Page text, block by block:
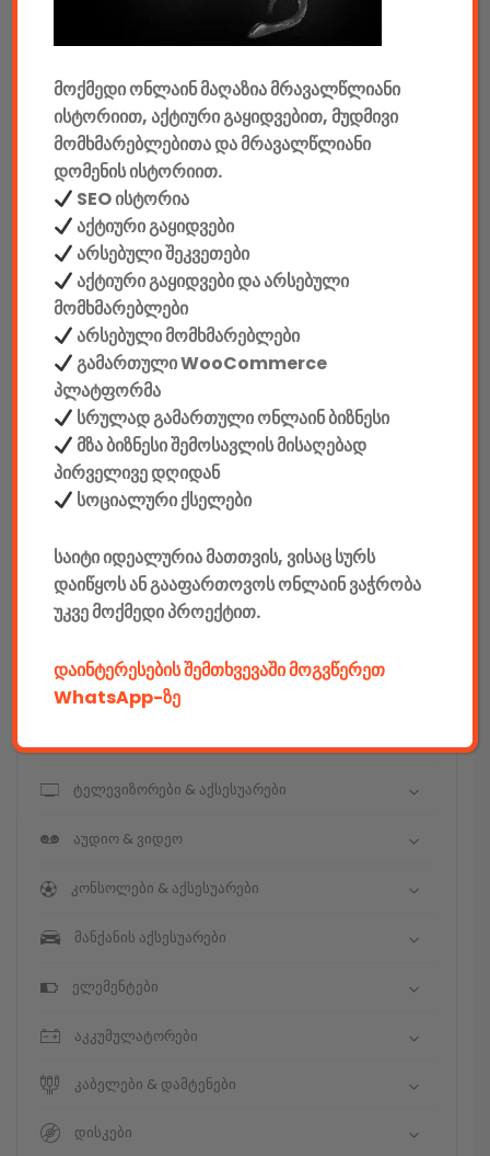
ელემენტები
აკკუმულატორები
კაბელები & დამტენები
დისკები
ჩანთები
სეიფები
კონსტრუქტორები
E-mobility
კომპიუტერები & აქსესუარები
ტელეფონები & აქსესუარები
ნოუთბუქები & აქსესუარები
ტელევიზორები & აქსესუარები
აუდიო & ვიდეო
კონსოლები & აქსესუარები
მანქანის აქსესუარები
ელემენტები
აკკუმულატორები
კაბელები & დამტენები
დისკები
მოქმედი ონლაინ მაღაზია მრავალწლიანი
ისტორიით, აქტიური გაყიდვებით, მუდმივი
მომხმარებლებითა და მრავალწლიანი
დომენის ისტორიით.
SEO ისტორია
აქტიური გაყიდვები
არსებული შეკვეთები
აქტიური გაყიდვები და არსებული
მომხმარებლები
არსებული მომხმარებლები
გამართული WooCommerce
პლატფორმა
სრულად გამართული ონლაინ ბიზნესი
მზა ბიზნესი შემოსავლის მისაღებად
პირველივე დღიდან
სოციალური ქსელები
საიტი იდეალურია მათთვის, ვისაც სურს
დაიწყოს ან გააფართოვოს ონლაინ ვაჭრობა
უკვე მოქმედი პროექტით.
დაინტერესების შემთხვევაში მოგვწერეთ
WhatsApp-ზე